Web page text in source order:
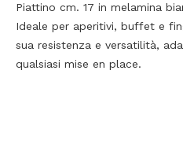
Piattino cm. 17 in melamina
Ideale per aperitivi, buffet e
sua resistenza e versatilità,
qualsiasi mise en place.